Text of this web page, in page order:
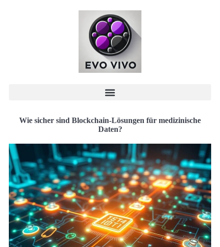
Wie sicher sind Blockchain-Lösungen für medizinische
Daten?